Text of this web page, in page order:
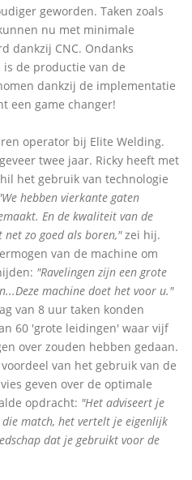
geworden. Taken zoals
nu met minimale
dankzij CNC. Ondanks
de productie van de
dankzij de implementatie
een game changer!
operator bij Elite Welding.
twee jaar. Ricky heeft met
het gebruik van technologie
hebben vierkante gaten
En de kwaliteit van de
net zo goed als boren,"zei hij.
van de machine om
"Ravelingen zijn een grote
machine doet het voor u."
van 8 uur taken konden
60 'grote leidingen' waar vijf
over zouden hebben gedaan.
van het gebruik van de
geven over de optimale
opdracht: "Het adviseert je
match, het vertelt je eigenlijk
dat je gebruikt voor de